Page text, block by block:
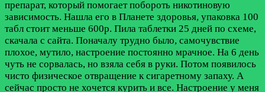
препарат, который помогает побороть никотиновую
зависимость. Нашла его в Планете здоровья, упаковка 100
табл стоит меньше 600р. Пила таблетки 25 дней по схеме,
скачала с сайта. Поначалу трудно было, самочувствие
плохое, мутило, настроение постоянно мрачное. На 6 день
чуть не сорвалась, но взяла себя в руки. Потом появилось
чисто физическое отвращение к сигаретному запаху. А
сейчас просто не хочется курить и все. Настроение у меня